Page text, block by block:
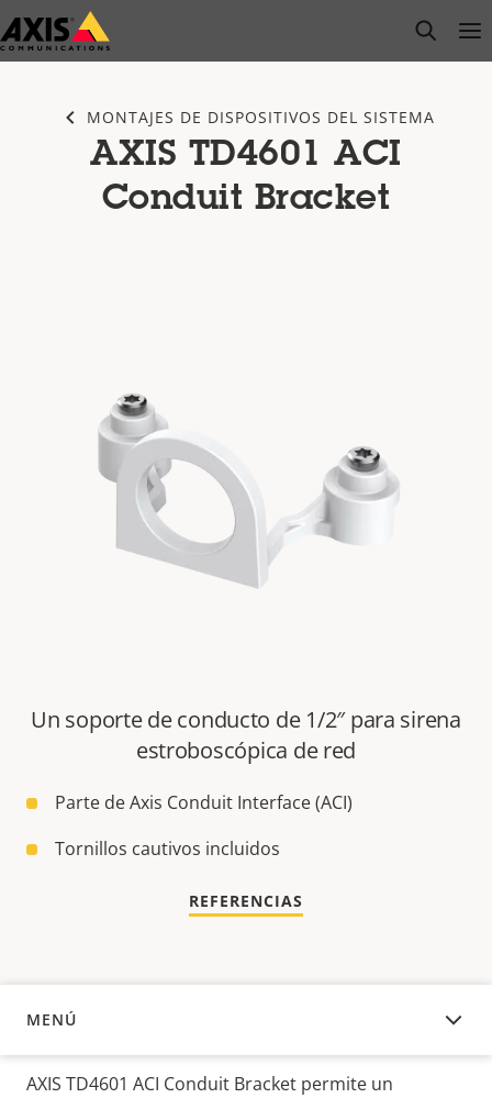
Saltar
al
open
MONTAJES DE DISPOSITIVOS DEL SISTEMA
AXIS TD4601 ACI
Conduit Bracket
Un soporte de conducto de 1/2″ para sirena
estroboscópica de red
Parte de Axis Conduit Interface (ACI)
Tornillos cautivos incluidos
REFERENCIAS
MENÚ
DESCRIPCIÓN
AXIS TD4601 ACI Conduit Bracket permite un